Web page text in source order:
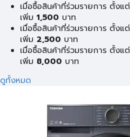
เมื่อซื้อสินค้าที่ร่วมรายการ ตั้งแต่
เพิ่ม 1,500 บาท
เมื่อซื้อสินค้าที่ร่วมรายการ ตั้งแต่
เพิ่ม 2,500 บาท
เมื่อซื้อสินค้าที่ร่วมรายการ ตั้งแต่
เพิ่ม 8,000 บาท
ดูทั้งหมด